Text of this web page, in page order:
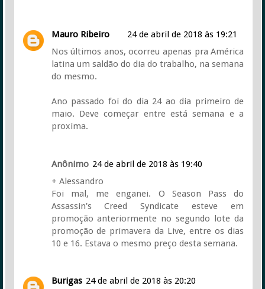
Mauro Ribeiro
24 de abril de 2018 às 19:21
Nos últimos anos, ocorreu apenas pra América
latina um saldão do dia do trabalho, na semana
do mesmo.
Ano passado foi do dia 24 ao dia primeiro de
maio. Deve começar entre está semana e a
proxima.
Anônimo 24 de abril de 2018 às 19:40
+ Alessandro
Foi mal, me enganei. O Season Pass do
Assassin's Creed Syndicate esteve em
promoção anteriormente no segundo lote da
promoção de primavera da Live, entre os dias
10 e 16. Estava o mesmo preço desta semana.
Burigas 24 de abril de 2018 às 20:20